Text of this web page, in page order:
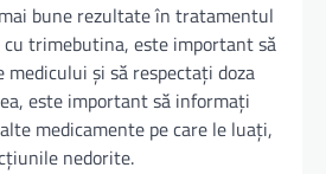
bune rezultate în tratamentul
trimebutina, este important să
și să respectați doza
este important să informați
medicamente pe care le luați,
nedorite.